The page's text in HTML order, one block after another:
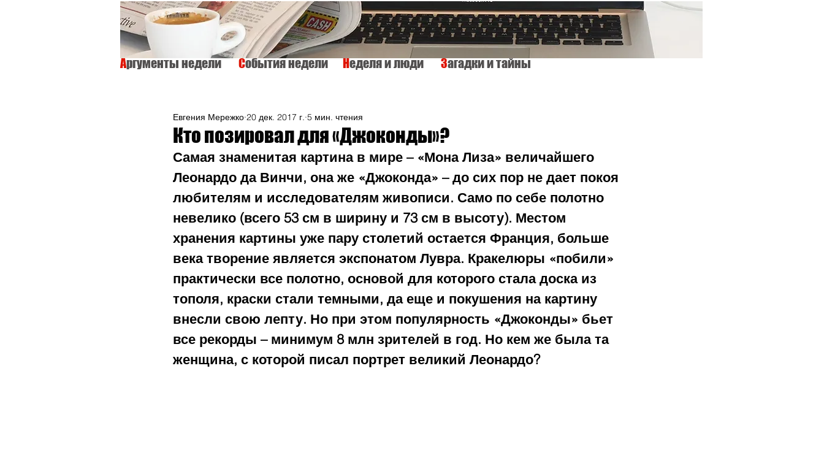
Аргументы неделиСобытия неделиНеделя и людиЗагадки и тайны
Кто позировал для «Джоконды»?
Евгения Мережко 20 дек. 2017 г. 5 мин. чтения
Самая знаменитая картина в мире – «Мона Лиза» величайшего
Леонардо да Винчи, она же «Джоконда» – до сих пор не дает покоя
любителям и исследователям живописи. Само по себе полотно
невелико (всего 53 см в ширину и 73 см в высоту). Местом
хранения картины уже пару столетий остается Франция, больше
века творение является экспонатом Лувра. Кракелюры «побили»
практически все полотно, основой для которого стала доска из
тополя, краски стали темными, да еще и покушения на картину
внесли свою лепту. Но при этом популярность «Джоконды» бьет
все рекорды – минимум 8 млн зрителей в год. Но кем же была та
женщина, с которой писал портрет великий Леонардо?